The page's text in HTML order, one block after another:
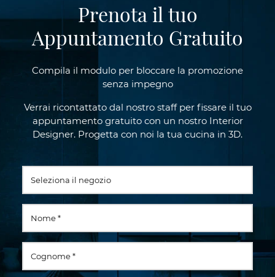
Prenota il tuo
Appuntamento Gratuito
Compila il modulo per bloccare la promozione
senza impegno
Verrai ricontattato dal nostro staff per fissare il tuo
appuntamento gratuito con un nostro Interior
Designer. Progetta con noi la tua cucina in 3D.